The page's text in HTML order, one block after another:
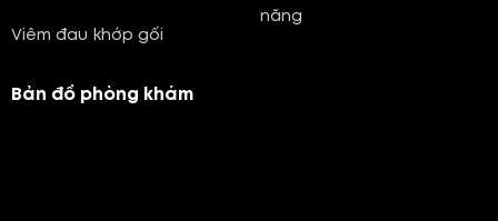
Viêm đau khớp gối
năng
Bản đồ phòng khám